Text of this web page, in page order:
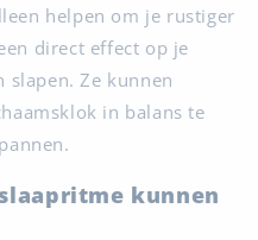
helpen om je rustiger
direct effect op je
slapen. Ze kunnen
in balans te
kunnen